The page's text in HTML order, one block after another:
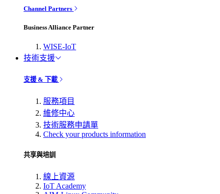
Channel Partners
Business Alliance Partner
WISE-IoT
技術支援
支援 & 下載
服務項目
維修中心
技術服務申請單
Check your products information
共享與培訓
線上資源
IoT Academy